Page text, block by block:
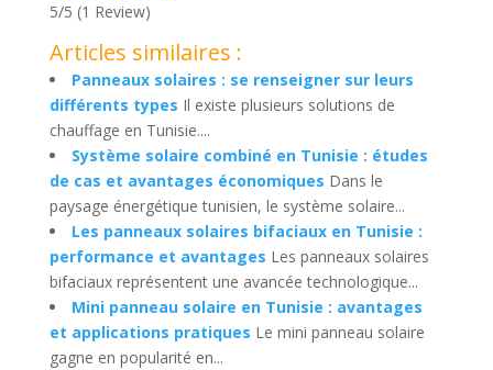
5/5 (1 Review)
Articles similaires :
Panneaux solaires : se renseigner sur leurs
différents types Il existe plusieurs solutions de
chauffage en Tunisie....
Système solaire combiné en Tunisie : études
de cas et avantages économiques Dans le
paysage énergétique tunisien, le système solaire...
Les panneaux solaires bifaciaux en Tunisie :
performance et avantages Les panneaux solaires
bifaciaux représentent une avancée technologique...
Mini panneau solaire en Tunisie : avantages
et applications pratiques Le mini panneau solaire
gagne en popularité en...